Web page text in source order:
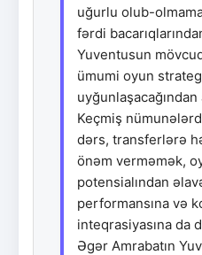
uğurlu olub-
fərdi
Yuventusun
ümumi oyun
uyğunlaşacağından
Keçmiş
dərs, transferlərə
önəm verməmək,
potensialından
performansına və
inteqrasiyasına da
Əgər Amrabatın